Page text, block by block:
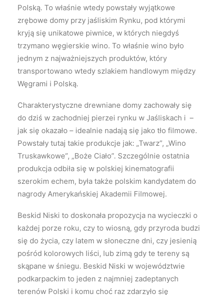
Polską. To właśnie wtedy powstały wyjątkowe
zrębowe domy przy jaśliskim Rynku, pod którymi
kryją się unikatowe piwnice, w których niegdyś
trzymano węgierskie wino. To właśnie wino było
jednym z najważniejszych produktów, który
transportowano wtedy szlakiem handlowym między
Węgrami i Polską.
Charakterystyczne drewniane domy zachowały się
do dziś w zachodniej pierzei rynku w Jaśliskach i –
jak się okazało – idealnie nadają się jako tło filmowe.
Powstały tutaj takie produkcje jak: „Twarz”, „Wino
Truskawkowe”, „Boże Ciało”. Szczególnie ostatnia
produkcja odbiła się w polskiej kinematografii
szerokim echem, była także polskim kandydatem do
nagrody Amerykańskiej Akademii Filmowej.
Beskid Niski to doskonała propozycja na wycieczki o
każdej porze roku, czy to wiosną, gdy przyroda budzi
się do życia, czy latem w słoneczne dni, czy jesienią
pośród kolorowych liści, lub zimą gdy te tereny są
skąpane w śniegu. Beskid Niski w województwie
podkarpackim to jeden z najmniej zadeptanych
terenów Polski i komu choć raz zdarzyło się